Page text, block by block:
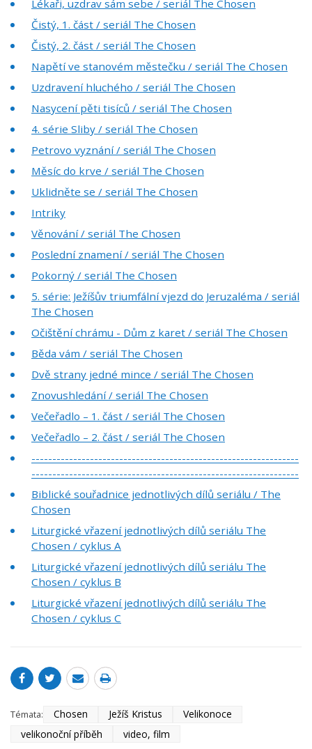
Lékaři, uzdrav sám sebe / seriál The Chosen
Čistý, 1. část / seriál The Chosen
Čistý, 2. část / seriál The Chosen
Napětí ve stanovém městečku / seriál The Chosen
Uzdravení hluchého / seriál The Chosen
Nasycení pěti tisíců / seriál The Chosen
4. série Sliby / seriál The Chosen
Petrovo vyznání / seriál The Chosen
Měsíc do krve / seriál The Chosen
Uklidněte se / seriál The Chosen
Intriky
Věnování / seriál The Chosen
Poslední znamení / seriál The Chosen
Pokorný / seriál The Chosen
5. série: Ježíšův triumfální vjezd do Jeruzaléma / seriál
The Chosen
Očištění chrámu - Dům z karet / seriál The Chosen
Běda vám / seriál The Chosen
Dvě strany jedné mince / seriál The Chosen
Znovushledání / seriál The Chosen
Večeřadlo – 1. část / seriál The Chosen
Večeřadlo – 2. část / seriál The Chosen
----------------------------------------------------------------
----------------------------------------------------------------
Biblické souřadnice jednotlivých dílů seriálu / The
Chosen
Liturgické vřazení jednotlivých dílů seriálu The
Chosen / cyklus A
Liturgické vřazení jednotlivých dílů seriálu The
Chosen / cyklus B
Liturgické vřazení jednotlivých dílů seriálu The
Chosen / cyklus C
Témata: Chosen Ježíš Kristus
Velikonoce
velikonoční příběh
video, film